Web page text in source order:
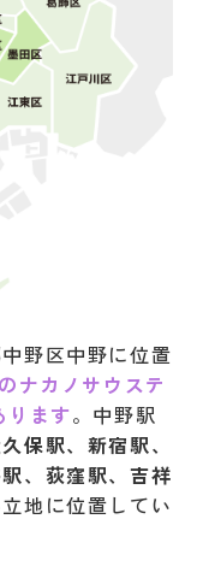
野区中野に位置
ナカノサウステ
ります。中野駅
保駅、新宿駅、
、荻窪駅、吉祥
地に位置してい